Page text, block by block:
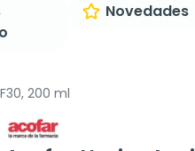
Novedades
200 ml